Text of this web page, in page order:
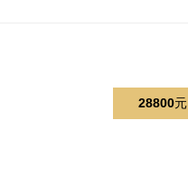
28800元